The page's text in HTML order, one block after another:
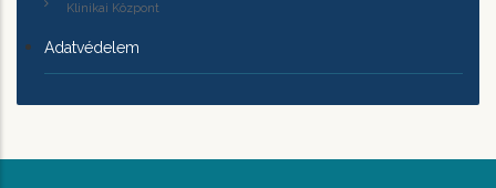
Klinikai Központ
Adatvédelem